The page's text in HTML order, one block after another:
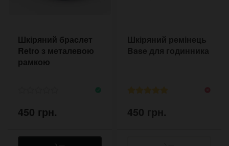
Шкіряний браслет
Retro з металевою
рамкою
450 грн.
Шкіряний ремінець
Base для годинника
450 грн.